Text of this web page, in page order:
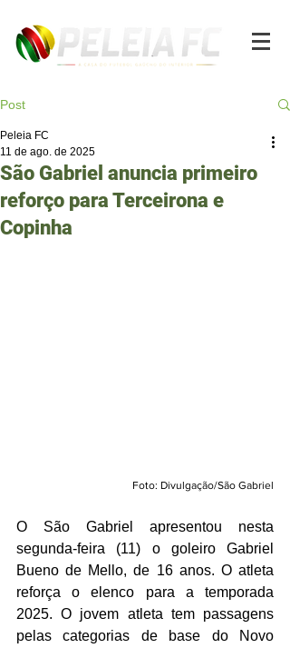
Post
São Gabriel anuncia primeiro
reforço para Terceirona e
Copinha
Peleia FC
11 de ago. de 2025
Foto: Divulgação/São Gabriel
O São Gabriel apresentou nesta
segunda-feira (11) o goleiro Gabriel
Bueno de Mello, de 16 anos. O atleta
reforça o elenco para a temporada
2025. O jovem atleta tem passagens
pelas categorias de base do Novo